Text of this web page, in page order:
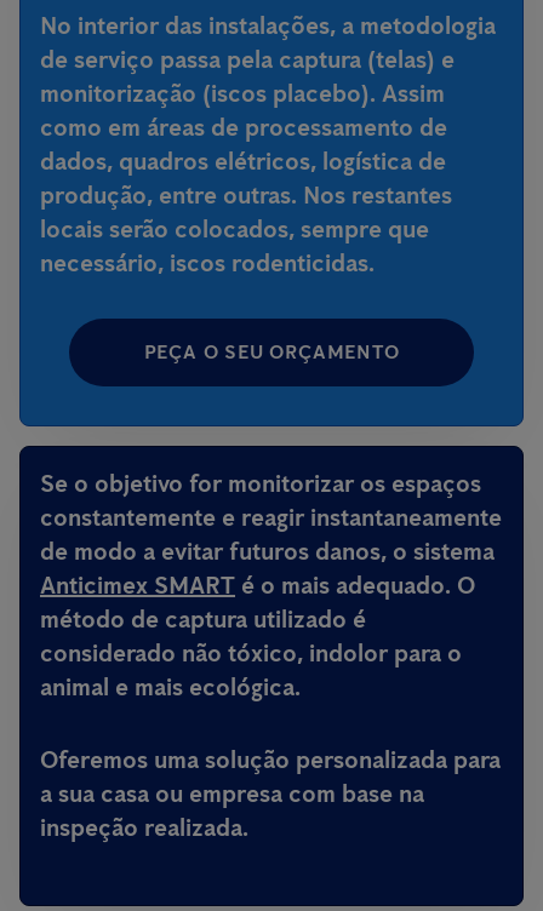
No interior das instalações, a metodologia
de serviço passa pela captura (telas) e
monitorização (iscos placebo). Assim
como em áreas de processamento de
dados, quadros elétricos, logística de
produção, entre outras. Nos restantes
locais serão colocados, sempre que
necessário, iscos rodenticidas.
PEÇA O SEU ORÇAMENTO
Se o objetivo for monitorizar os espaços
constantemente e reagir instantaneamente
de modo a evitar futuros danos, o sistema
Anticimex SMART é o mais adequado. O
método de captura utilizado é
considerado não tóxico, indolor para o
animal e mais ecológica.
Oferemos uma solução personalizada para
a sua casa ou empresa com base na
inspeção realizada.